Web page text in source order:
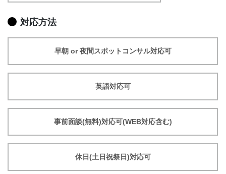
対応方法
早朝 or 夜間スポットコンサル対応可
英語対応可
事前面談(無料)対応可(WEB対応含む)
休日(土日祝祭日)対応可